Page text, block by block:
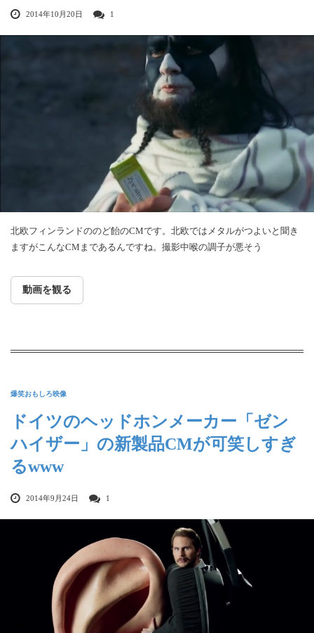
2014年10月20日 1
北欧フィンランドののど飴のCMです。北欧ではメタルがつよいと聞き
ますがこんなCMまであるんですね。撮影中喉の調子が悪そう
動画を観る
爆笑おもしろ映像
ドイツのヘッドホンメーカー「ゼン
ハイザー」の新製品CMが可笑しすぎ
るwww
2014年9月24日 1